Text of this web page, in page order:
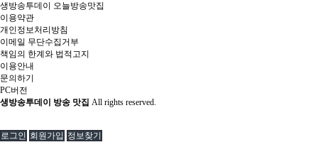
생방송투데이 오늘방송맛집
이용약관
개인정보처리방침
이메일 무단수집거부
책임의 한계와 법적고지
이용안내
문의하기
PC버전
생방송투데이 방송 맛집 All rights reserved.
로그인 회원가입 정보찾기